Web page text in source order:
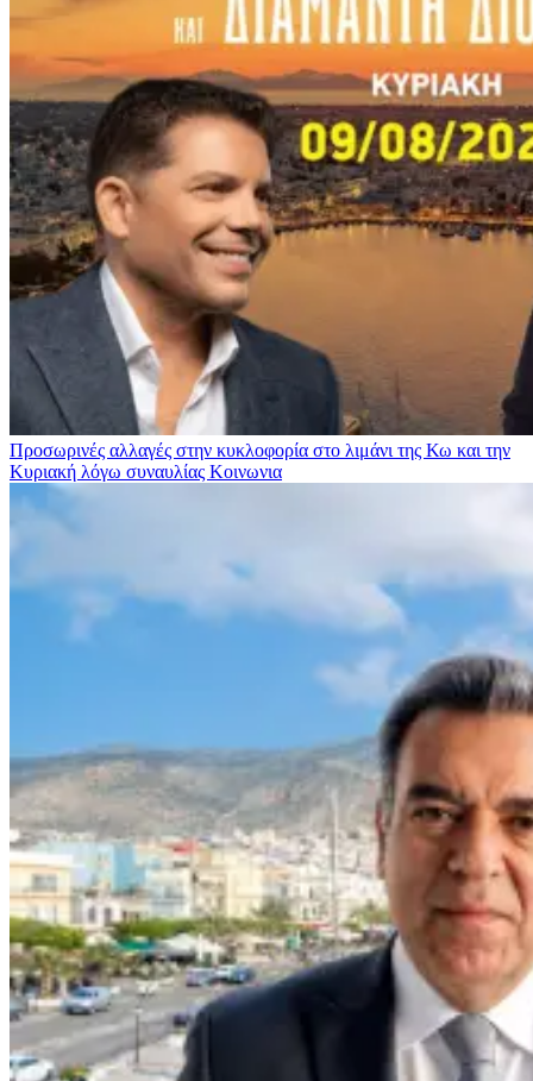
Προσωρινές αλλαγές στην κυκλοφορία στο λιμάνι της Κω και την
Κυριακή λόγω συναυλίας Κοινωνια